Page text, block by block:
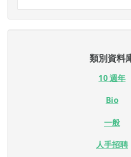
類別資料
10 週年
Bio
一般
人手招聘